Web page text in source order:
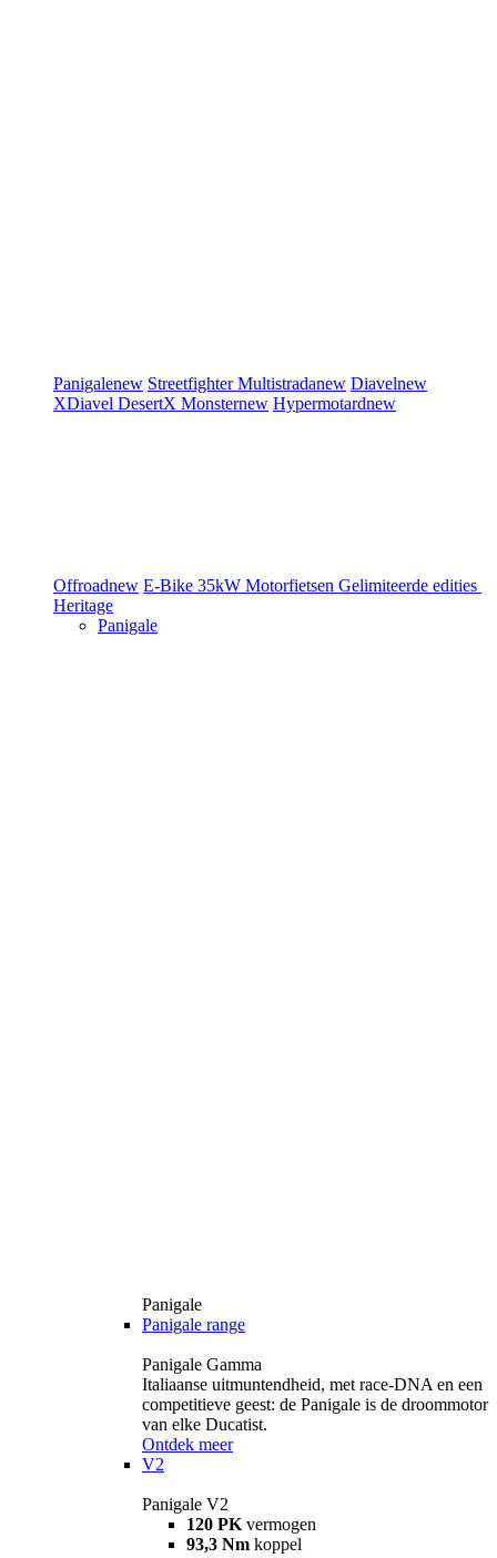
Panigalenew StreetfighterMultistradanew Diavelnew
XDiavel DesertX Monsternew Hypermotardnew
Offroadnew E-Bike 35kW Motorfietsen Gelimiteerde edities
Heritage
Panigale
Panigale
Panigale range
Panigale Gamma
Italiaanse uitmuntendheid, met race-DNA en een
competitieve geest: de Panigale is de droommotor
van elke Ducatist.
Ontdek meer
V2
Panigale V2
120 PK vermogen
93,3 Nm koppel